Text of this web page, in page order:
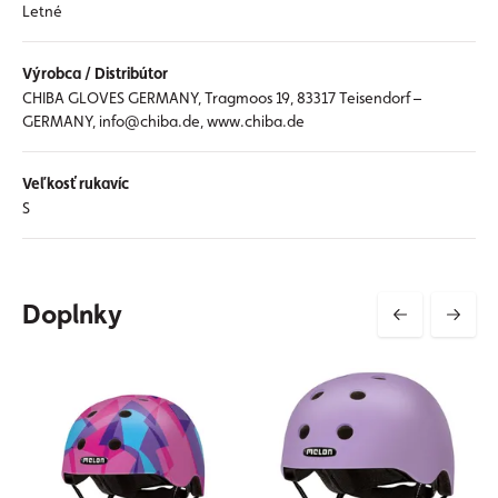
Letné
Výrobca / Distribútor
CHIBA GLOVES GERMANY, Tragmoos 19, 83317 Teisendorf –
GERMANY, info@chiba.de, www.chiba.de
Veľkosť rukavíc
S
Doplnky